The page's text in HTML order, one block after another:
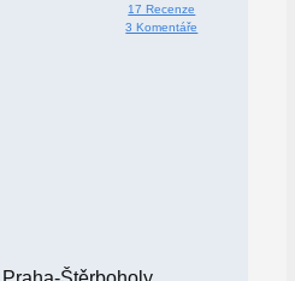
17 Recenze
3 Komentáře